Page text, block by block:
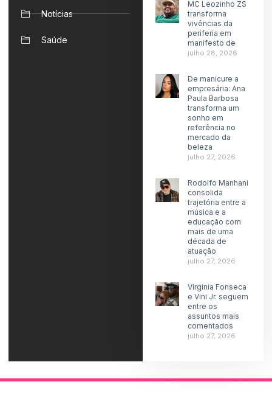
Notícias
Saúde
MC Leozinho ZS
transforma
vivências da
periferia em
manifesto de
julho 28, 2026
De manicure a
empresária: Ana
Paula Barbosa
transforma um
sonho em
referência no
mercado da
beleza
julho 27, 2026
Rodolfo Manhani
consolida
trajetória entre a
música e a
educação com
mais de uma
década de
atuação
julho 27, 2026
Virginia Fonseca
e Vini Jr. seguem
entre os
assuntos mais
comentados
julho 27, 2026